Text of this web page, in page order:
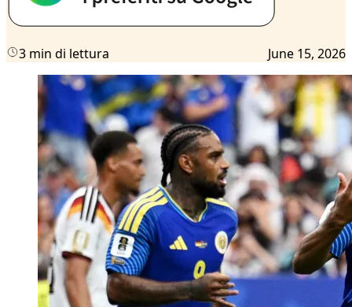
3 min di lettura June 15, 2026